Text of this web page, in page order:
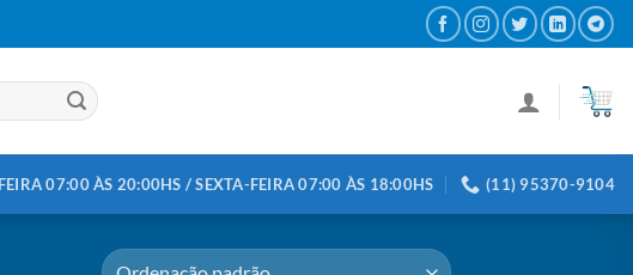
07:00 ÀS 20:00HS / SEXTA-FEIRA 07:00 ÀS 18:00HS (11) 95370-9104